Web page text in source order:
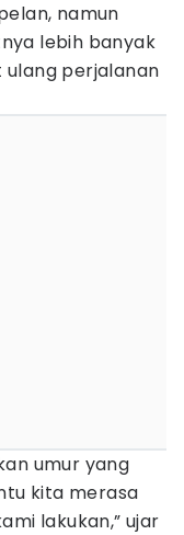
namun
lebih banyak
perjalanan
umur yang
kita merasa
lakukan,” ujar